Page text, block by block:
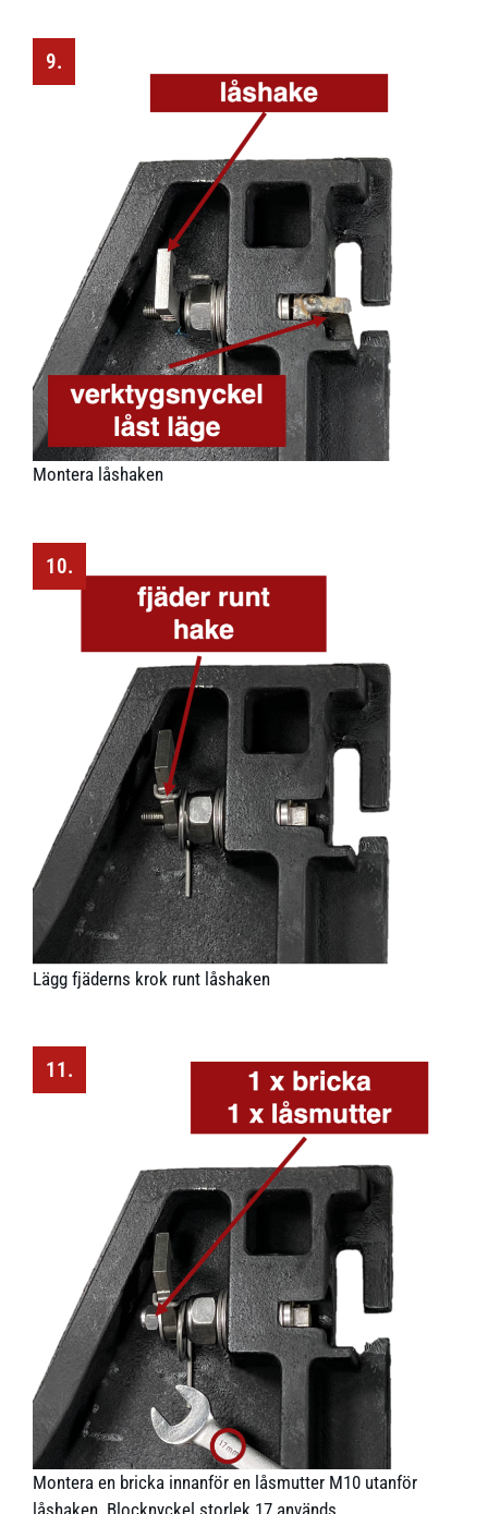
9.
Montera låshaken
10.
Lägg fjäderns krok runt låshaken
11.
Montera en bricka innanför en låsmutter M10 utanför